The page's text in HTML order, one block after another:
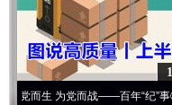
1
党而战——百年“纪”事⑧加强纪律..